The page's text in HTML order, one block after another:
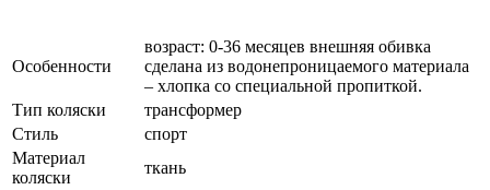
Особенности
возраст: 0-36 месяцев внешняя обивка
сделана из водонепроницаемого материала
– хлопка со специальной пропиткой.
Тип коляски
трансформер
Стиль
спорт
Материал
коляски
ткань